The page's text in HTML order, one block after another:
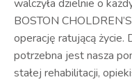
walczyła dzielnie o
BOSTON
operację ratującą życie.
potrzebna jest nasza
stałej rehabilitacji,